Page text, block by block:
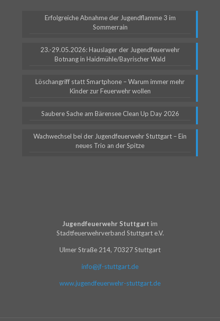
Erfolgreiche Abnahme der Jugendflamme 3 im
Sommerrain
23.-29.05.2026: Hauslager der Jugendfeuerwehr
Botnang in Haidmühle/Bayrischer Wald
Löschangriff statt Smartphone – Warum immer mehr
Kinder zur Feuerwehr wollen
Saubere Sache am Bärensee Clean Up Day 2026
Wachwechsel bei der Jugendfeuerwehr Stuttgart – Ein
neues Trio an der Spitze
Jugendfeuerwehr Stuttgart im
Stadtfeuerwehrverband Stuttgart e.V.
Ulmer Straße 214, 70327 Stuttgart
info@jf-stuttgart.de
www.jugendfeuerwehr-stuttgart.de